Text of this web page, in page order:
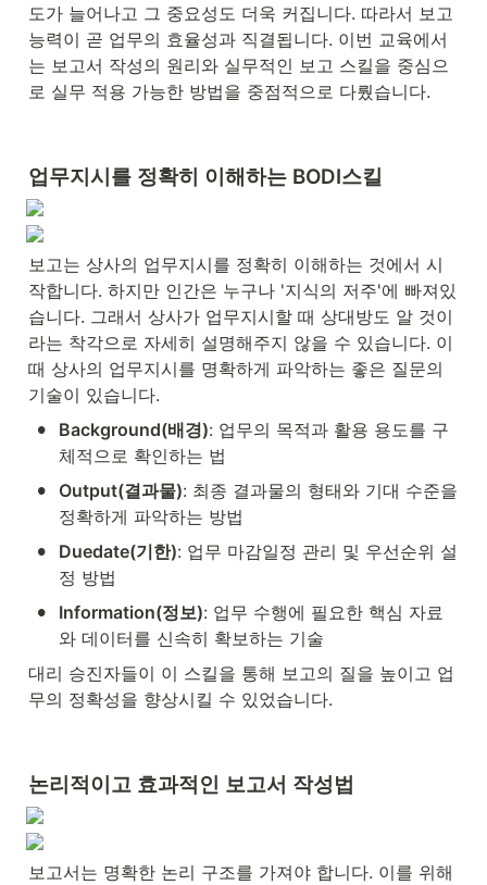
도가 늘어나고 그 중요성도 더욱 커집니다. 따라서 보고
능력이 곧 업무의 효율성과 직결됩니다. 이번 교육에서
는 보고서 작성의 원리와 실무적인 보고 스킬을 중심으
로 실무 적용 가능한 방법을 중점적으로 다뤘습니다.
업무지시를 정확히 이해하는 BODI스킬
보고는 상사의 업무지시를 정확히 이해하는 것에서 시
작합니다. 하지만 인간은 누구나 '지식의 저주'에 빠져있
습니다. 그래서 상사가 업무지시할 때 상대방도 알 것이
라는 착각으로 자세히 설명해주지 않을 수 있습니다. 이
때 상사의 업무지시를 명확하게 파악하는 좋은 질문의
기술이 있습니다.
• Background(배경): 업무의 목적과 활용 용도를 구
체적으로 확인하는 법
• Output(결과물): 최종 결과물의 형태와 기대 수준을
정확하게 파악하는 방법
• Duedate(기한): 업무 마감일정 관리 및 우선순위 설
정 방법
• Information(정보): 업무 수행에 필요한 핵심 자료
와 데이터를 신속히 확보하는 기술
대리 승진자들이 이 스킬을 통해 보고의 질을 높이고 업
무의 정확성을 향상시킬 수 있었습니다.
논리적이고 효과적인 보고서 작성법
보고서는 명확한 논리 구조를 가져야 합니다. 이를 위해